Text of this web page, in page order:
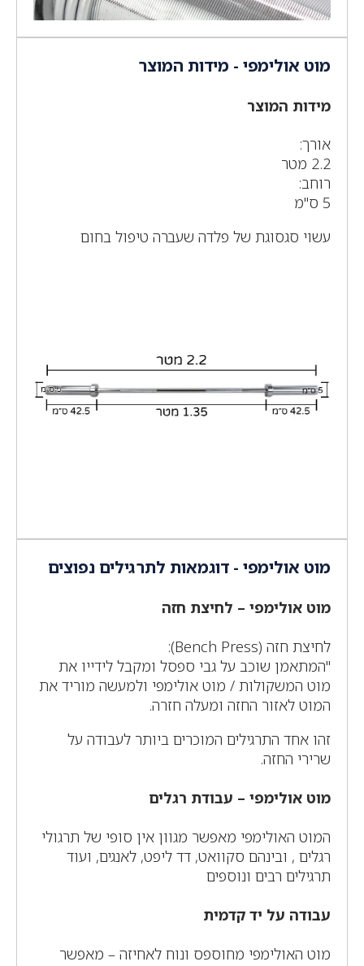
מוט אולימפי - מידות המוצר
מידות המוצר
אורך:
2.2 מטר
רוחב:
5 ס"מ
עשוי סגסוגת של פלדה שעברה טיפול בחום
מוט אולימפי - דוגמאות לתרגילים נפוצים
מוט אולימפי – לחיצת חזה
לחיצת חזה (Bench Press):
"המתאמן שוכב על גבי ספסל ומקבל לידייו את
מוט המשקולות / מוט אולימפי ולמעשה מוריד את
המוט לאזור החזה ומעלה חזרה.
זהו אחד התרגילים המוכרים ביותר לעבודה על
שרירי החזה.
מוט אולימפי – עבודת רגלים
המוט האולימפי מאפשר מגוון אין סופי של תרגולי
רגלים , ובינהם סקוואט, דד ליפט, לאנגים, ועוד
תרגילים רבים ונוספים
עבודה על יד קדמית
מוט האולימפי מחוספס ונוח לאחיזה – מאפשר